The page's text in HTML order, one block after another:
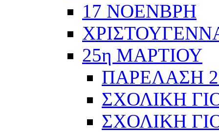
17 ΝΟΕΝΒΡΗ
25η ΜΑΡΤΙΟΥ
ΠΑΡΕΛΑΣΗ
ΣΧΟΛΙΚΗ
ΣΧΟΛΙΚΗ